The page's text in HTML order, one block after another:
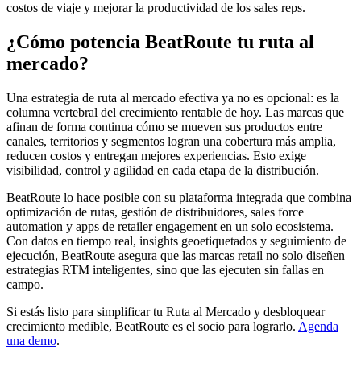
costos de viaje y mejorar la productividad de los sales reps.
¿Cómo potencia BeatRoute tu ruta al
mercado?
Una estrategia de ruta al mercado efectiva ya no es opcional: es la
columna vertebral del crecimiento rentable de hoy. Las marcas que
afinan de forma continua cómo se mueven sus productos entre
canales, territorios y segmentos logran una cobertura más amplia,
reducen costos y entregan mejores experiencias. Esto exige
visibilidad, control y agilidad en cada etapa de la distribución.
BeatRoute lo hace posible con su plataforma integrada que combina
optimización de rutas, gestión de distribuidores, sales force
automation y apps de retailer engagement en un solo ecosistema.
Con datos en tiempo real, insights geoetiquetados y seguimiento de
ejecución, BeatRoute asegura que las marcas retail no solo diseñen
estrategias RTM inteligentes, sino que las ejecuten sin fallas en
campo.
Si estás listo para simplificar tu Ruta al Mercado y desbloquear
crecimiento medible, BeatRoute es el socio para lograrlo. Agenda
una demo.